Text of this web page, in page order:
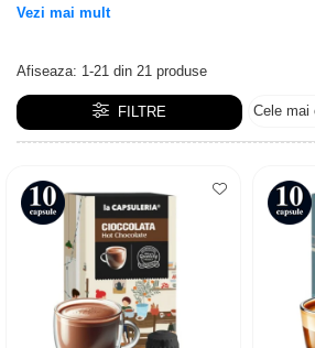
Vezi mai mult
Afiseaza: 1-21 din 21 produse
FILTRE